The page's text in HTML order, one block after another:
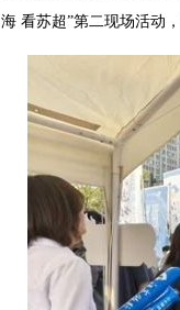
海 看苏超”第二现场活动